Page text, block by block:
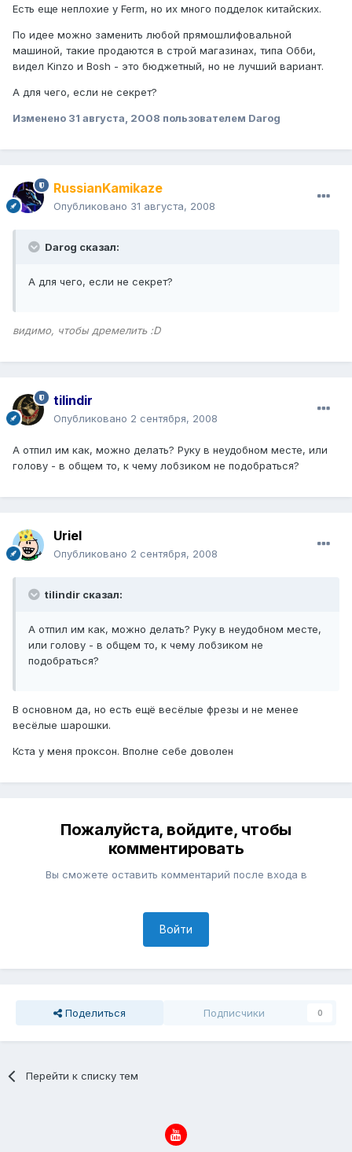
Есть еще неплохие у Ferm, но их много подделок китайских.
По идее можно заменить любой прямошлифовальной
машиной, такие продаются в строй магазинах, типа Обби,
видел Kinzo и Bosh - это бюджетный, но не лучший вариант.
А для чего, если не секрет?
Изменено 31 августа, 2008 пользователем Darog
RussianKamikaze
Опубликовано 31 августа, 2008
Darog сказал:
А для чего, если не секрет?
видимо, чтобы дремелить :D
tilindir
Опубликовано 2 сентября, 2008
А отпил им как, можно делать? Руку в неудобном месте, или
голову - в общем то, к чему лобзиком не подобраться?
Uriel
Опубликовано 2 сентября, 2008
tilindir сказал:
А отпил им как, можно делать? Руку в неудобном месте,
или голову - в общем то, к чему лобзиком не
подобраться?
В основном да, но есть ещё весёлые фрезы и не менее
весёлые шарошки.
Кста у меня проксон. Вполне себе доволен
Пожалуйста, войдите, чтобы
комментировать
Вы сможете оставить комментарий после входа в
Войти
Поделиться Подписчики 0
Перейти к списку тем